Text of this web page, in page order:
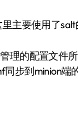
主要使用了
理的配置文件
同步到minion端